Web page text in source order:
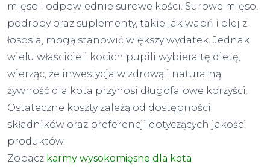
mięso i odpowiednie surowe kości. Surowe mięso,
podroby oraz suplementy, takie jak wapń i olej z
łososia, mogą stanowić większy wydatek. Jednak
wielu właścicieli kocich pupili wybiera tę dietę,
wierząc, że inwestycja w zdrową i naturalną
żywność dla kota przynosi długofalowe korzyści.
Ostateczne koszty zależą od dostępności
składników oraz preferencji dotyczących jakości
produktów.
Zobacz karmy wysokomięsne dla kota